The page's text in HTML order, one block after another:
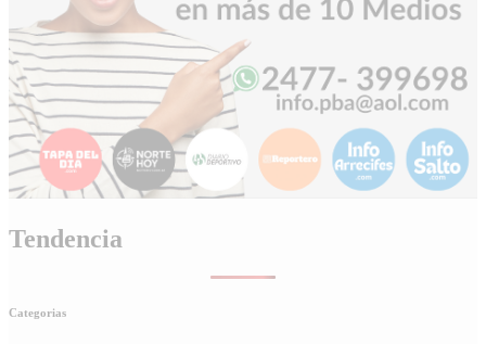
Tendencia
Categorias